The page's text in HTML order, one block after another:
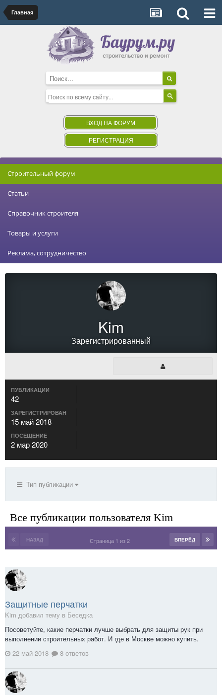
Главная
ВХОД НА ФОРУМ
РЕГИСТРАЦИЯ
Строительный форум
Статьи
Справочник строителя
Товары и услуги
Реклама, сотрудничество
Kim
Зарегистрированный
ПУБЛИКАЦИИ
42
ЗАРЕГИСТРИРОВАН
15 май 2018
ПОСЕЩЕНИЕ
2 мар 2020
Тип публикации
Все публикации пользователя Kim
НАЗАД ВПЕРЁД
Страница 1 из 2
Защитные перчатки
Kim добавил тему в Беседка
Посоветуйте, какие перчатки лучше выбрать для защиты рук при
выполнении строительных работ. И где в Москве можно купить.
22 май 2018
8 ответов